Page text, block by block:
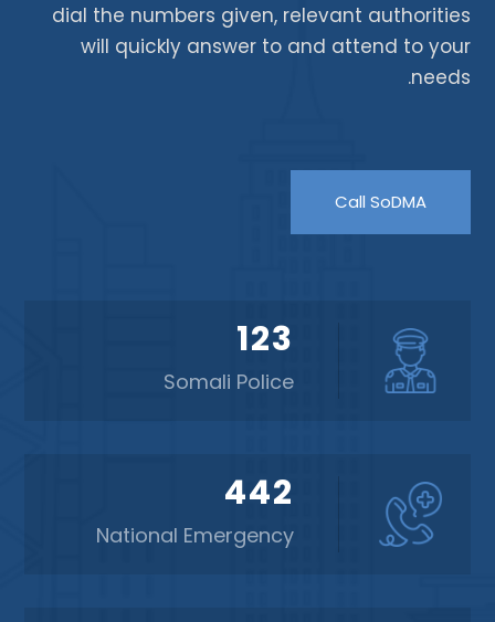
dial the numbers given, relevant authorities
will quickly answer to and attend to your
needs.
Call SoDMA
123
Somali Police
442
National Emergency